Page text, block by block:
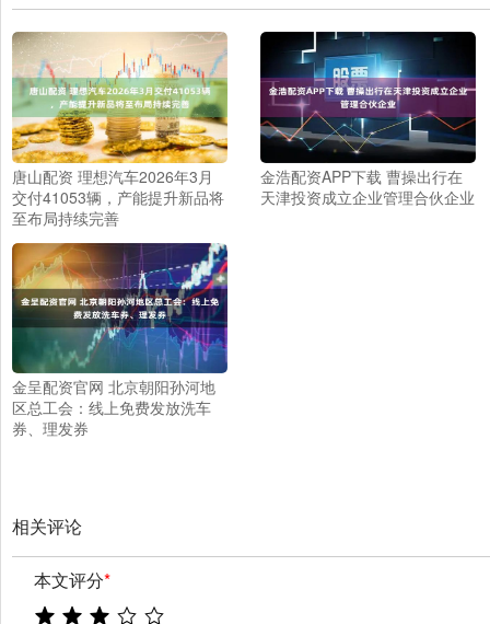
唐山配资 理想汽车2026年3月
交付41053辆，产能提升新品将
至布局持续完善
金浩配资APP下载 曹操出行在
天津投资成立企业管理合伙企业
金呈配资官网 北京朝阳孙河地
区总工会：线上免费发放洗车
券、理发券
相关评论
本文评分*